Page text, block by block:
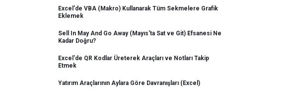
Excel'de VBA (Makro) Kullanarak Tüm Sekmelere Grafik
Eklemek
Sell In May And Go Away (Mayıs'ta Sat ve Git) Efsanesi Ne
Kadar Doğru?
Excel'de QR Kodlar Üreterek Araçları ve Notları Takip
Etmek
Yatırım Araçlarının Aylara Göre Davranışları (Excel)